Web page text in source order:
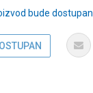
bude dostupan